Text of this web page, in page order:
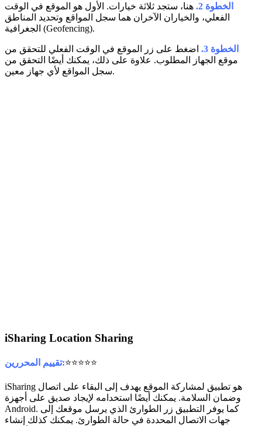
الخطوة 2.
هنا، ستجد ثلاثة خيارات. الأول هو الموقع في الوقت
الفعلي، والخياران الآخران هما سجل المواقع وتحديد المناطق
الجغرافية (Geofencing).
الخطوة 3.
اضغط على زر الموقع في الوقت الفعلي للتحقق من
موقع الجهاز المطلوب. علاوة على ذلك، يمكنك أيضًا التحقق من
سجل المواقع لأي جهاز معين.
iSharing Location Sharing
تقييم المحررين:⭐⭐⭐⭐⭐
iSharing هو تطبيق لمشاركة الموقع يهدف إلى البقاء على اتصال
وضمان السلامة. يمكنك أيضًا استخدامه لإيجاد صديق على أجهزة
Android. كما يوفر التطبيق زر الطوارئ الذي يرسل موقعك إلى
جهات الاتصال المحددة في حالة الطوارئ. يمكنك كذلك إنشاء